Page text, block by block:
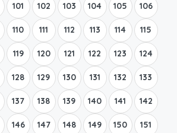
101 102 103 104 105 106
110 111 112 113 114 115
119 120 121 122 123 124
128 129 130 131 132 133
137 138 139 140 141 142
146 147 148 149 150 151